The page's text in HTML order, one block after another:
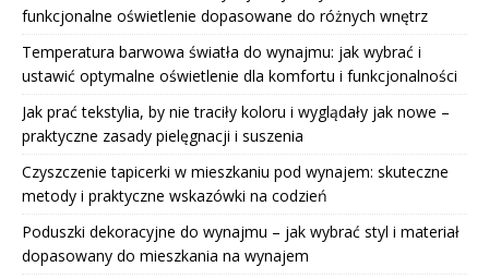
funkcjonalne oświetlenie dopasowane do różnych wnętrz
Temperatura barwowa światła do wynajmu: jak wybrać i
ustawić optymalne oświetlenie dla komfortu i funkcjonalności
Jak prać tekstylia, by nie traciły koloru i wyglądały jak nowe –
praktyczne zasady pielęgnacji i suszenia
Czyszczenie tapicerki w mieszkaniu pod wynajem: skuteczne
metody i praktyczne wskazówki na codzień
Poduszki dekoracyjne do wynajmu – jak wybrać styl i materiał
dopasowany do mieszkania na wynajem